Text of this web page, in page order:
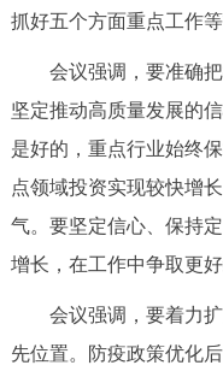
参与调查
走进北京
北京概况
绿色北京
多语种
抓好五个方面重点工作
会议强调，要准确把
坚定推动高质量发展的
是好的，重点行业始终
点领域投资实现较快增
气。要坚定信心、保持
增长，在工作中争取更好
会议强调，要着力扩
先位置。防疫政策优化